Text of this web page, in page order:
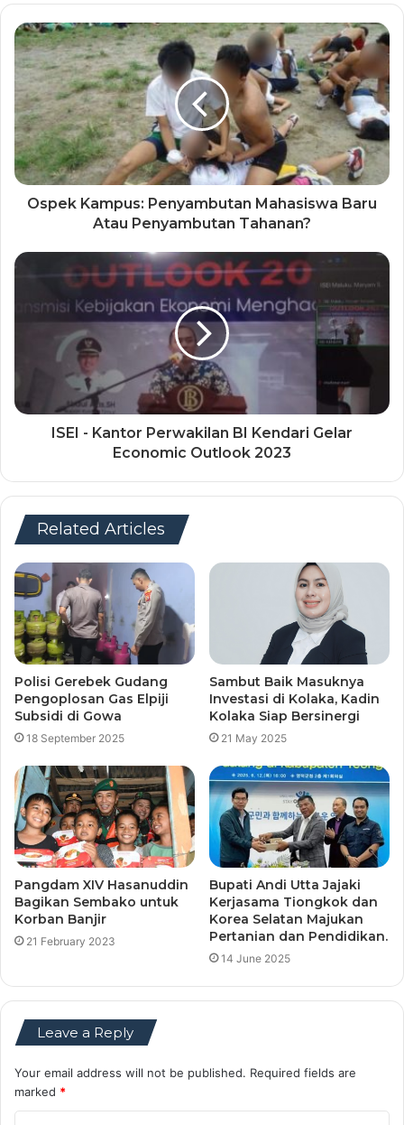
Ospek Kampus: Penyambutan Mahasiswa Baru
Atau Penyambutan Tahanan?
ISEI - Kantor Perwakilan BI Kendari Gelar
Economic Outlook 2023
Related Articles
Polisi Gerebek Gudang
Pengoplosan Gas Elpiji
Subsidi di Gowa
18 September 2025
Sambut Baik Masuknya
Investasi di Kolaka, Kadin
Kolaka Siap Bersinergi
21 May 2025
Pangdam XIV Hasanuddin
Bagikan Sembako untuk
Korban Banjir
21 February 2023
Bupati Andi Utta Jajaki
Kerjasama Tiongkok dan
Korea Selatan Majukan
Pertanian dan Pendidikan.
14 June 2025
Leave a Reply
Your email address will not be published. Required fields are
marked *